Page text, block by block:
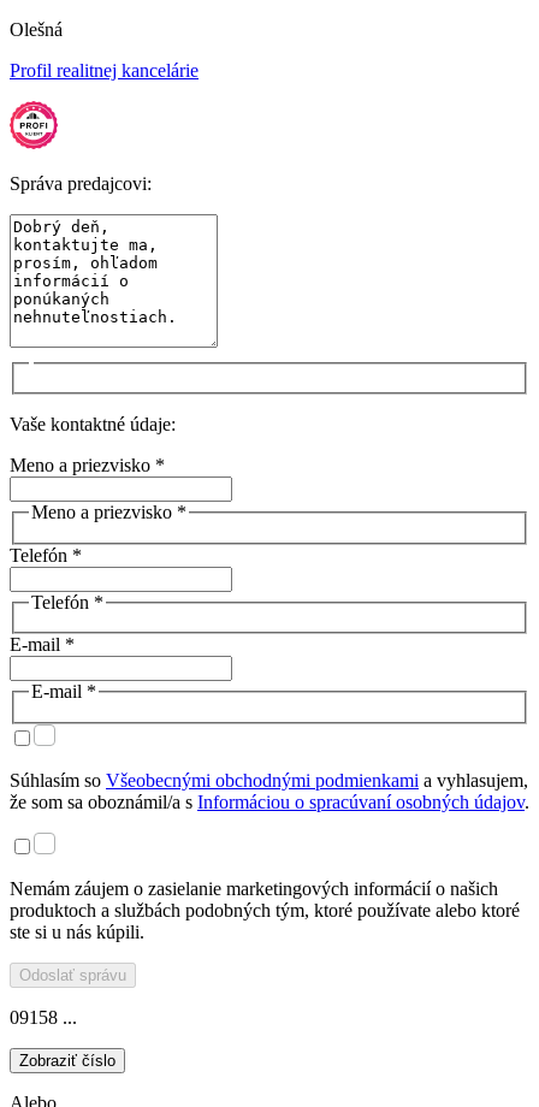
Olešná
Profil realitnej kancelárie
Správa predajcovi:
Vaše kontaktné údaje:
Meno a priezvisko *
Meno a priezvisko *
Telefón *
Telefón *
E-mail *
E-mail *
Súhlasím so Všeobecnými obchodnými podmienkami a vyhlasujem,
že som sa oboznámil/a s Informáciou o spracúvaní osobných údajov.
Nemám záujem o zasielanie marketingových informácií o našich
produktoch a službách podobných tým, ktoré používate alebo ktoré
ste si u nás kúpili.
Odoslať správu
09158 ...
Zobraziť číslo
Alebo